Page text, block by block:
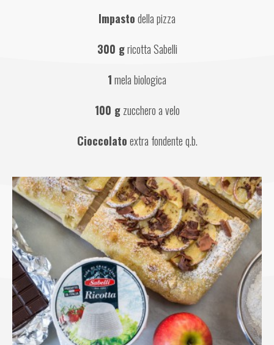
Impasto della pizza
300 g ricotta Sabelli
1 mela biologica
100 g zucchero a velo
Cioccolato extra fondente q.b.